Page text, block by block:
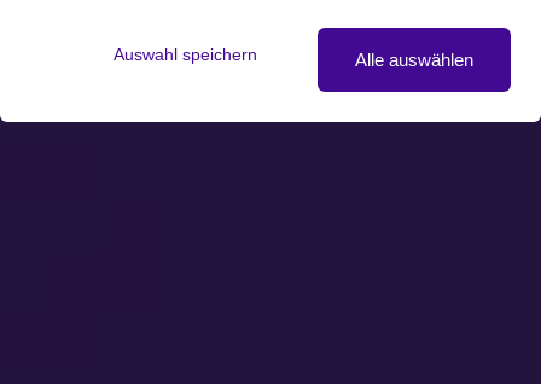
Auswahl speichern Alle auswählen